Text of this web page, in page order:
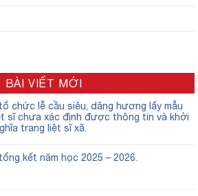
BÀI VIẾT MỚI
chức lễ cầu siêu, dâng hương lấy mẫu
sĩ chưa xác định được thông tin và khởi
trang liệt sĩ xã.
kết năm học 2025 – 2026.